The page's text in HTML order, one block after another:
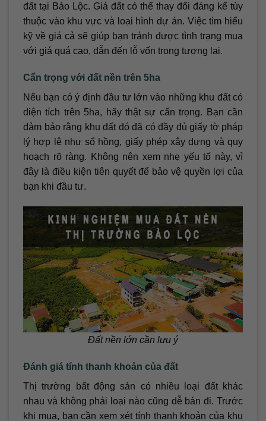
đất tại Bảo Lộc. Giá đất có thể thay đổi đáng kể tùy
thuộc vào khu vực và loại hình dự án. Việc tìm hiểu
kỹ về giá cả sẽ giúp bạn tránh được tình trạng mua
với giá quá cao, dẫn đến lỗ vốn trong tương lai.
Cẩn trọng với đất nền trên 5ha
Nếu bạn có ý định đầu tư lớn vào những khu đất có
diện tích trên 5ha, hãy thật sự cẩn trọng. Bạn cần
đảm bảo rằng khu đất đó đã có đầy đủ giấy tờ pháp
lý hợp lệ như sổ hồng, giấy phép xây dựng và quy
hoạch rõ ràng. Không nên xem nhẹ yếu tố này, vì
đây là điều kiện tiên quyết để bảo vệ quyền lợi của
bạn khi đầu tư.
Đất nền lớn cần lưu ý
Đánh giá tính thanh khoản của đất
Thị trường bất động sản có nhiều loại đất khác
nhau và không phải loại nào cũng dễ bán đi. Trước
khi mua, bạn cần xem xét tính thanh khoản của khu